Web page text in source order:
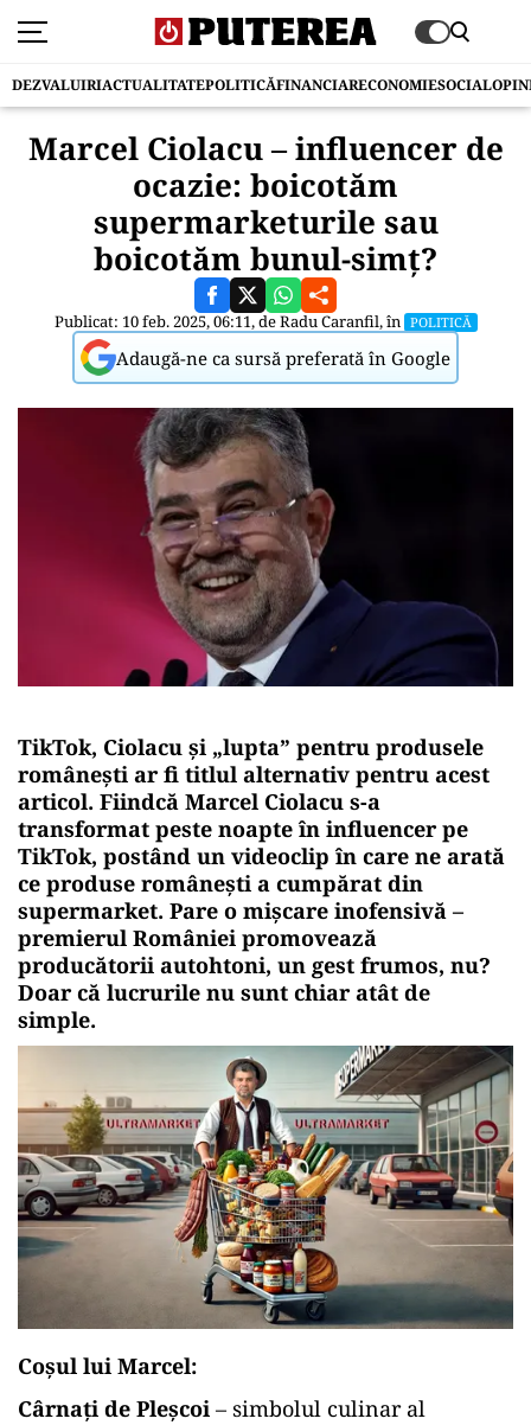
DEZVALUIRIACTUALITATEPOLITICĂFINANCIARECONOMIESOCIAL
Marcel Ciolacu – influencer de
ocazie: boicotăm
supermarketurile sau
boicotăm bunul-simț?
Publicat: 10 feb. 2025, 06:11, deRadu Caranfil, în POLITICĂ
Adaugă-ne ca sursă preferată în Google
TikTok, Ciolacu și „lupta” pentru produsele
românești ar fi titlul alternativ pentru acest
articol. Fiindcă Marcel Ciolacu s-a
transformat peste noapte în influencer pe
TikTok, postând un videoclip în care ne arată
ce produse românești a cumpărat din
supermarket. Pare o mișcare inofensivă –
premierul României promovează
producătorii autohtoni, un gest frumos, nu?
Doar că lucrurile nu sunt chiar atât de
simple.
Coșul lui Marcel:
Cârnați de Pleșcoi – simbolul culinar al